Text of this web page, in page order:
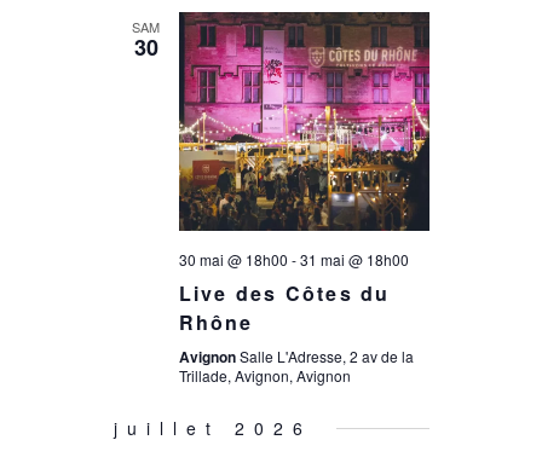
c
h
e
r
c
h
e
i
g
a
t
o
date.
SAM
30
30 mai @ 18h00 -31 mai @ 18h00
Live des Côtes du
Rhône
AvignonSalle L'Adresse, 2 av de la
Trillade, Avignon, Avignon
juillet 2026